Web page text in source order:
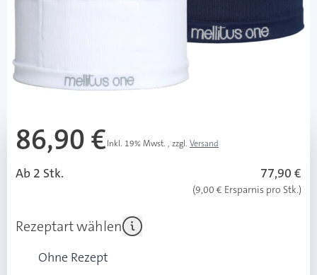
112113
Lieferzeit bis zu 3 Wochen
Mehr über das Produkt
86,90 €Inkl. 19% Mwst. , zzgl. Versand
Ab 2 Stk. 77,90 €
(9,00 € Ersparnis pro Stk.)
Rezeptart wählen
Ohne Rezept